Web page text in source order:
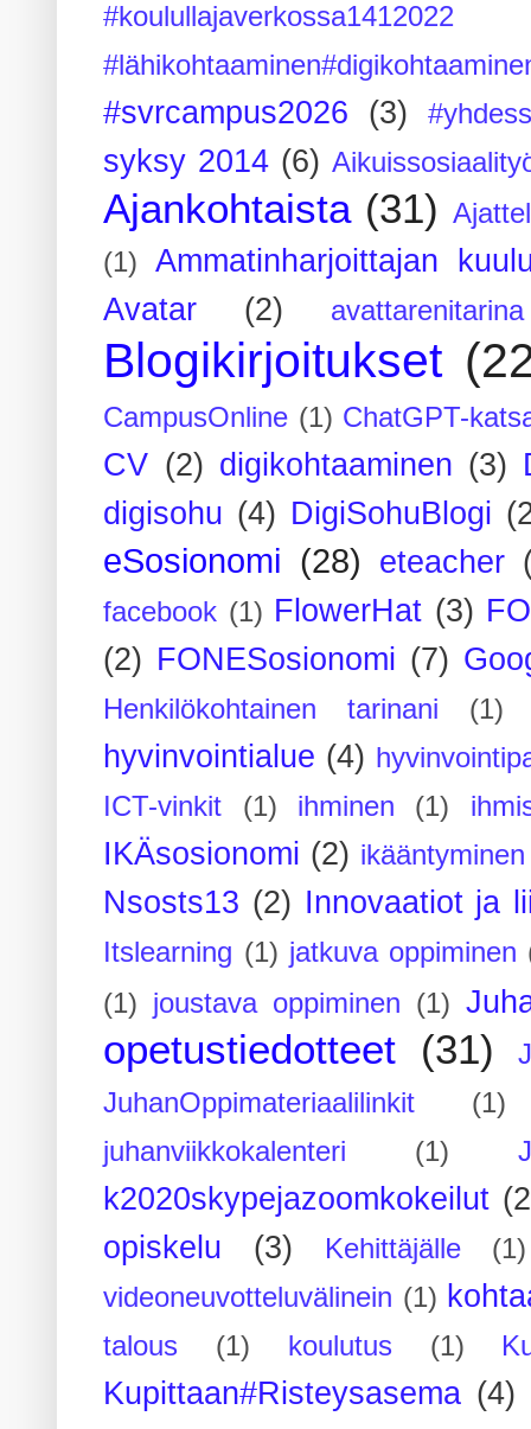
#koulullajaverkossa1412022
#svrcampus2026 (3)
syksy 2014 (6)
Ajankohtaista (31)
(1)
Ammatinharjoittajan
Avatar
(2) avattarenitarina
Blogikirjoitukset
CampusOnline (1) ChatGPT-
CV (2) digikohtaaminen (3)
digisohu (4) DigiSohuBlogi
eSosionomi (28) eteacher
facebook (1) FlowerHat (3)
(2) FONESosionomi (7)
Henkilökohtainen tarinani (1)
hyvinvointialue (4)
ICT-vinkit
(1) ihminen (1)
IKÄsosionomi (2) ikääntyminen
Nsosts13 (2) Innovaatiot ja
Itslearning (1) jatkuva oppiminen
(1) joustava oppiminen (1)
opetustiedotteet (31)
JuhanOppimateriaalilinkit
(1)
juhanviikkokalenteri
(1)
k2020skypejazoomkokeilut
opiskelu
(3) Kehittäjälle
(1)
videoneuvotteluvälinein (1)
talous (1) koulutus (1)
Kupittaan#Risteysasema (4)